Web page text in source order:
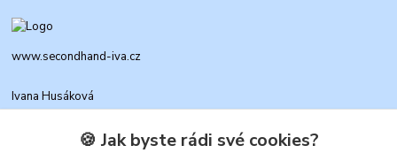
www.secondhand-iva.cz
Ivana Husáková
+420 315 695 684
(Po-Pá, 9-17 hod.)🍪 Jak byste rádi své cookies?